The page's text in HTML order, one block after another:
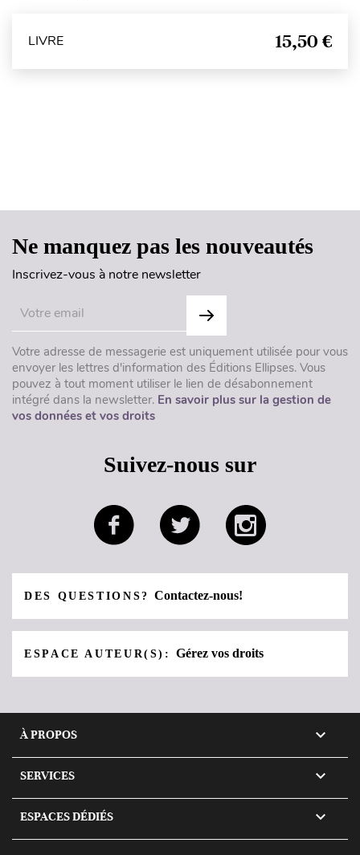
LIVRE 15,50 €
Ne manquez pas les nouveautés
Inscrivez-vous à notre newsletter
Votre adresse de messagerie est uniquement utilisée pour vous
envoyer les lettres d'information des Éditions Ellipses. Vous
pouvez à tout moment utiliser le lien de désabonnement
intégré dans la newsletter. En savoir plus sur la gestion de
vos données et vos droits
Suivez-nous sur
DES QUESTIONS?Contactez-nous!
ESPACE AUTEUR(S):Gérez vos droits
À PROPOS 
SERVICES 
ESPACES DÉDIÉS 